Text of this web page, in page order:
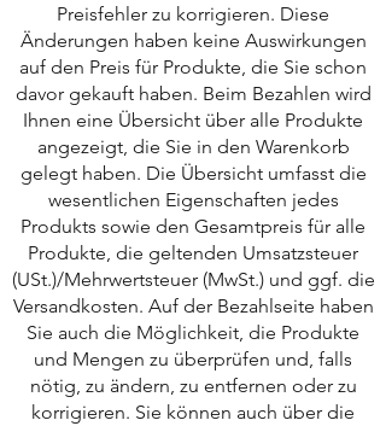
Preisfehler zu korrigieren. Diese
Änderungen haben keine Auswirkungen
auf den Preis für Produkte, die Sie schon
davor gekauft haben. Beim Bezahlen wird
Ihnen eine Übersicht über alle Produkte
angezeigt, die Sie in den Warenkorb
gelegt haben. Die Übersicht umfasst die
wesentlichen Eigenschaften jedes
Produkts sowie den Gesamtpreis für alle
Produkte, die geltenden Umsatzsteuer
(USt.)/Mehrwertsteuer (MwSt.) und ggf. die
Versandkosten. Auf der Bezahlseite haben
Sie auch die Möglichkeit, die Produkte
und Mengen zu überprüfen und, falls
nötig, zu ändern, zu entfernen oder zu
korrigieren. Sie können auch über die